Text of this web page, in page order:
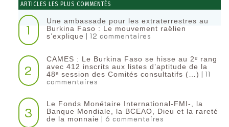
ARTICLES LES PLUS COMMENTÉS
1
Une ambassade pour les extraterrestres au
Burkina Faso : Le mouvement raëlien
s’explique | 12 commentaires
2
CAMES : Le Burkina Faso se hisse au 2ᵉ rang
avec 412 inscrits aux listes d’aptitude de la
48ᵉ session des Comités consultatifs (…) | 11
commentaires
3
Le Fonds Monétaire International-FMI-, la
Banque Mondiale, la BCEAO, Dieu et la rareté
de la monnaie | 6 commentaires